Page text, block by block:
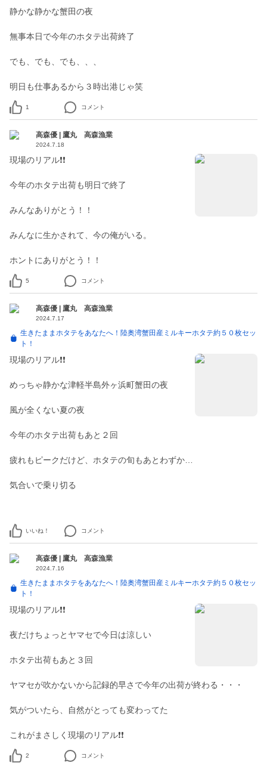
静かな静かな蟹田の夜
無事本日で今年のホタテ出荷終了
でも、でも、でも、、、
1 コメント
高森優 | 鷹丸 高森漁業
2024.7.18
現場のリアル❗❗
今年のホタテ出荷も明日で終了
みんなありがとう！！
みんなに生かされて、今の俺がいる。
ホントにありがとう！！
5 コメント
高森優 | 鷹丸 高森漁業
2024.7.17
生きたままホタテをあなたへ！陸奥湾蟹田産ミルキーホタテ約５０枚セッ
ト！
現場のリアル❗❗
めっちゃ静かな津軽半島外ヶ浜町蟹田の夜
風が全くない夏の夜
今年のホタテ出荷もあと２回
疲れもピークだけど、ホタテの旬もあとわずか…
気合いで乗り切る
いいね！ コメント
高森優 | 鷹丸 高森漁業
2024.7.16
生きたままホタテをあなたへ！陸奥湾蟹田産ミルキーホタテ約５０枚セッ
ト！
現場のリアル❗❗
夜だけちょっとヤマセで今日は涼しい
ホタテ出荷もあと３回
ヤマセが吹かないから記録的早さで今年の出荷が終わる・・・
気がついたら、自然がとっても変わってた
これがまさしく現場のリアル❗❗
2 コメント